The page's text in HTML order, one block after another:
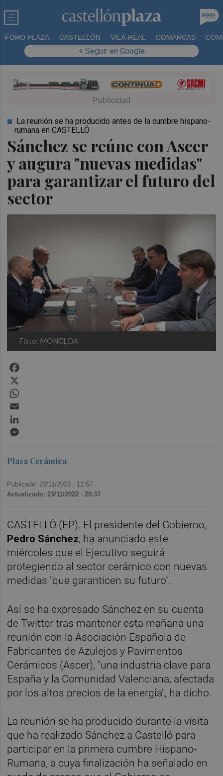
FORO PLAZA CASTELLÓN VILA-REAL COMARCAS
+ Seguir en Google
Sánchez se reúne con Ascer
y augura "nuevas medidas"
para garantizar el futuro del
sector
La reunión se ha producido antes de la cumbre hispano-
rumana en CASTELLÓ
Foto: MONCLOA
Plaza Cerámica
Publicado: 23/11/2022 · 12:57
Actualizado: 23/11/2022 · 20:37
CASTELLÓ (EP). El presidente del Gobierno,
Pedro Sánchez, ha anunciado este
miércoles que el Ejecutivo seguirá
protegiendo al sector cerámico con nuevas
medidas "que garanticen su futuro".
Así se ha expresado Sánchez en su cuenta
de Twitter tras mantener esta mañana una
reunión con la Asociación Española de
Fabricantes de Azulejos y Pavimentos
Cerámicos (Ascer), "una industria clave para
España y la Comunidad Valenciana, afectada
por los altos precios de la energía", ha dicho.
La reunión se ha producido durante la visita
que ha realizado Sánchez a Castelló para
participar en la primera cumbre Hispano-
Rumana, a cuya finalización ha señalado en